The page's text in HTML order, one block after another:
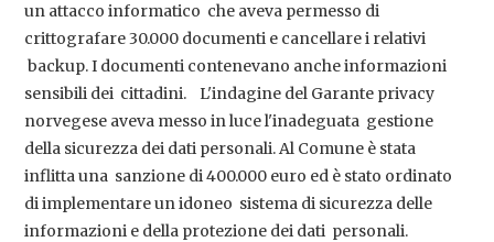
un attacco informatico che aveva permesso di
crittografare 30.000 documenti e cancellare i relativi
backup. I documenti contenevano anche informazioni
sensibili dei cittadini. L'indagine del Garante privacy
norvegese aveva messo in luce l'inadeguata gestione
della sicurezza dei dati personali. Al Comune è stata
inflitta una sanzione di 400.000 euro ed è stato ordinato
di implementare un idoneo sistema di sicurezza delle
informazioni e della protezione dei dati personali.